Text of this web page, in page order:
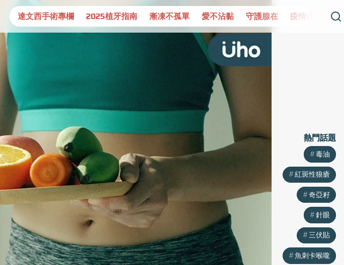
2025植牙指南 漸凍不孤單 愛不沾黏 守護腺在 疫情保衛戰 再生醫學 愛的
熱門話題
毒油
紅斑性狼瘡
奇亞籽
針眼
三伏貼
魚刺卡喉嚨
熱門話題
毒油
紅斑性狼瘡
奇亞籽
針眼
三伏貼
魚刺卡喉嚨